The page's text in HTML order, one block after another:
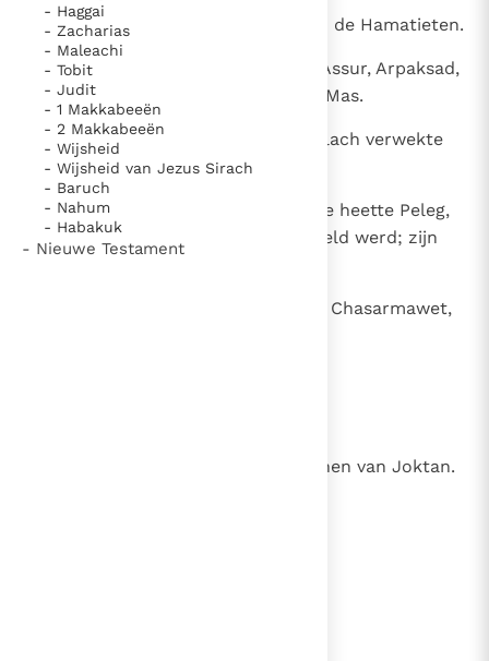
- Haggai
- Zacharias
- Maleachi
- Tobit
- Judit
- 1 Makkabeeën
- 2 Makkabeeën
- Wijsheid
- Wijsheid van Jezus Sirach
- Baruch
- Nahum
- Habakuk
- Nieuwe Testament
de Arwadieten, de Semarieten en de Hamatieten.
De zonen van Sem waren Elam, Assur, Arpaksad,
Lud en Aram, Us, Chul, Geter en Mas.
Arpaksad verwekte Selach en Selach verwekte
Eber.
Eber kreeg twee zonen: de eerste heette Peleg,
omdat in zijn tijd de aarde verdeeld werd; zijn
Joktan verwekte Almodad, Selef, Chasarmawet,
Ofir; Chawila en Jobab; allen zonen van Joktan.